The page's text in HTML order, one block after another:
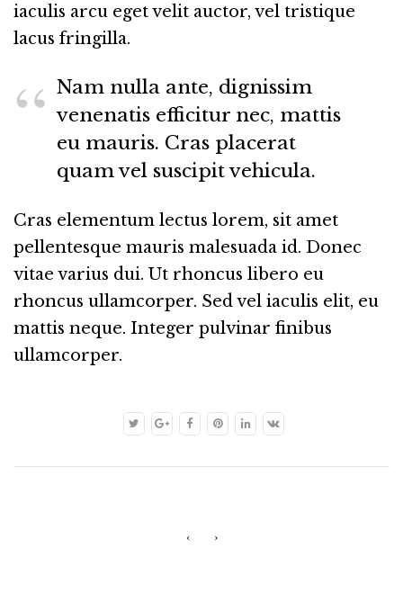
iaculis arcu eget velit auctor, vel tristique
lacus fringilla.
Nam nulla ante, dignissim
venenatis efficitur nec, mattis
eu mauris. Cras placerat
quam vel suscipit vehicula.
Cras elementum lectus lorem, sit amet
pellentesque mauris malesuada id. Donec
vitae varius dui. Ut rhoncus libero eu
rhoncus ullamcorper. Sed vel iaculis elit, eu
mattis neque. Integer pulvinar finibus
ullamcorper.
‹ ›